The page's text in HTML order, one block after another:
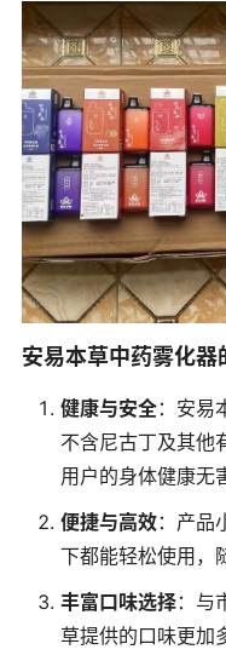
安易本草中药雾化器
健康与安全：安易
不含尼古丁及其他
用户的身体健康无
便捷与高效：产品
下都能轻松使用，
丰富口味选择：与
草提供的口味更加